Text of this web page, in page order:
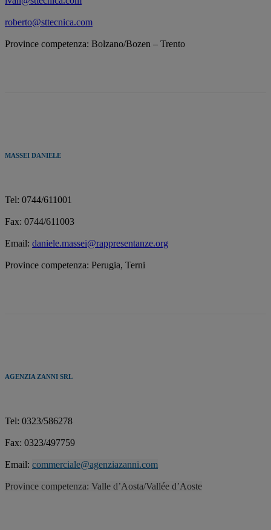
roberto@sttecnica.com
Province competenza: Bolzano/Bozen – Trento
MASSEI DANIELE
Tel: 0744/611001
Fax: 0744/611003
Email: daniele.massei@rappresentanze.org
Province competenza: Perugia, Terni
AGENZIA ZANNI SRL
Tel: 0323/586278
Fax: 0323/497759
Email: commerciale@agenziazanni.com
Province competenza: Valle d’Aosta/Vallée d’Aoste